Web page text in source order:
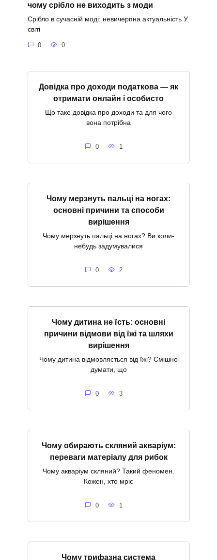
чому срібло не виходить з моди
Срібло в сучасній моді: невичерпна актуальність У
світі
0 0
Довідка про доходи податкова — як
отримати онлайн і особисто
Що таке довідка про доходи та для чого
вона потрібна
0 1
Чому мерзнуть пальці на ногах:
основні причини та способи
вирішення
Чому мерзнуть пальці на ногах? Ви коли-
небудь задумувалися
0 2
Чому дитина не їсть: основні
причини відмови від їжі та шляхи
вирішення
Чому дитина відмовляється від їжі? Смішно
думати, що
0 3
Чому обирають скляний акваріум:
переваги матеріалу для рибок
Чому акваріум скляний? Такий феномен.
Кожен, хто мріє
0 1
Чому трифазна система